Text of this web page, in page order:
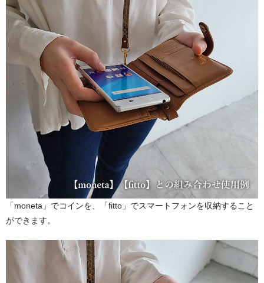
「moneta」でコインを、「fitto」でスマートフォンを収納すること
ができます。